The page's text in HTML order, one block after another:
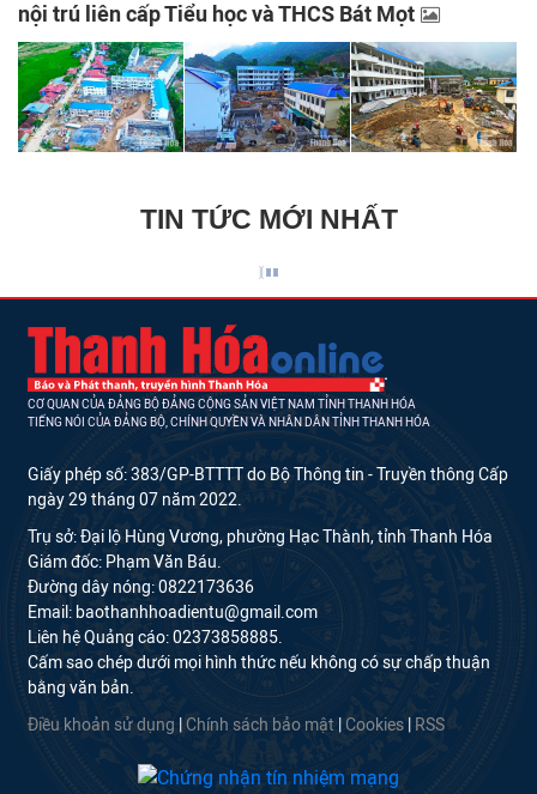
nội trú liên cấp Tiểu học và THCS Bát Mọt
TIN TỨC MỚI NHẤT
CƠ QUAN CỦA ĐẢNG BỘ ĐẢNG CỘNG SẢN VIỆT NAM TỈNH THANH HÓA
TIẾNG NÓI CỦA ĐẢNG BỘ, CHÍNH QUYỀN VÀ NHÂN DÂN TỈNH THANH HÓA
Giấy phép số: 383/GP-BTTTT do Bộ Thông tin - Truyền thông Cấp
ngày 29 tháng 07 năm 2022.
Trụ sở: Đại lộ Hùng Vương, phường Hạc Thành, tỉnh Thanh Hóa
Giám đốc: Phạm Văn Báu.
Đường dây nóng: 0822173636
Email: baothanhhoadientu@gmail.com
Liên hệ Quảng cáo: 02373858885.
Cấm sao chép dưới mọi hình thức nếu không có sự chấp thuận
bằng văn bản.
Điều khoản sử dụng Chính sách bảo mật Cookies RSS